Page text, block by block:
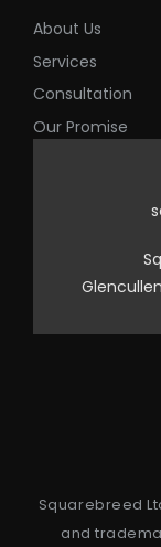
About Us
Services
Consultation
Our Promise
Squarebreed
and